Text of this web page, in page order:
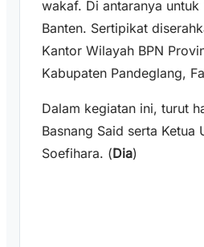
wakaf. Di antaranya
Banten. Sertipikat
Kantor Wilayah BPN
Kabupaten Pandeglang,
Dalam kegiatan ini, turut
Basnang Said serta Ketua
Soefihara. (Dia)